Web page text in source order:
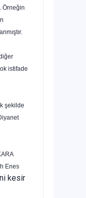
Örneğin
istifade
şekilde
Enes
kesir